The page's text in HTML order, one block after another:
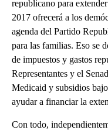
republicano para
2017 ofrecerá a los
agenda del Partido
para las familias. Eso se
de impuestos y gastos
Representantes y el
Medicaid y subsidios
ayudar a financiar la
Con todo,